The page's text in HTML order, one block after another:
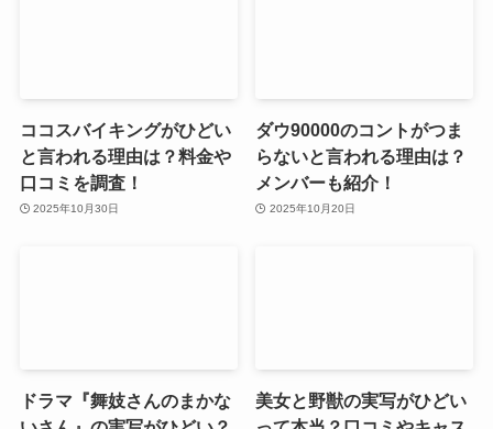
ココスバイキングがひどい
と言われる理由は？料金や
口コミを調査！
2025年10月30日
ダウ90000のコントがつま
らないと言われる理由は？
メンバーも紹介！
2025年10月20日
ドラマ『舞妓さんのまかな
美女と野獣の実写がひどい